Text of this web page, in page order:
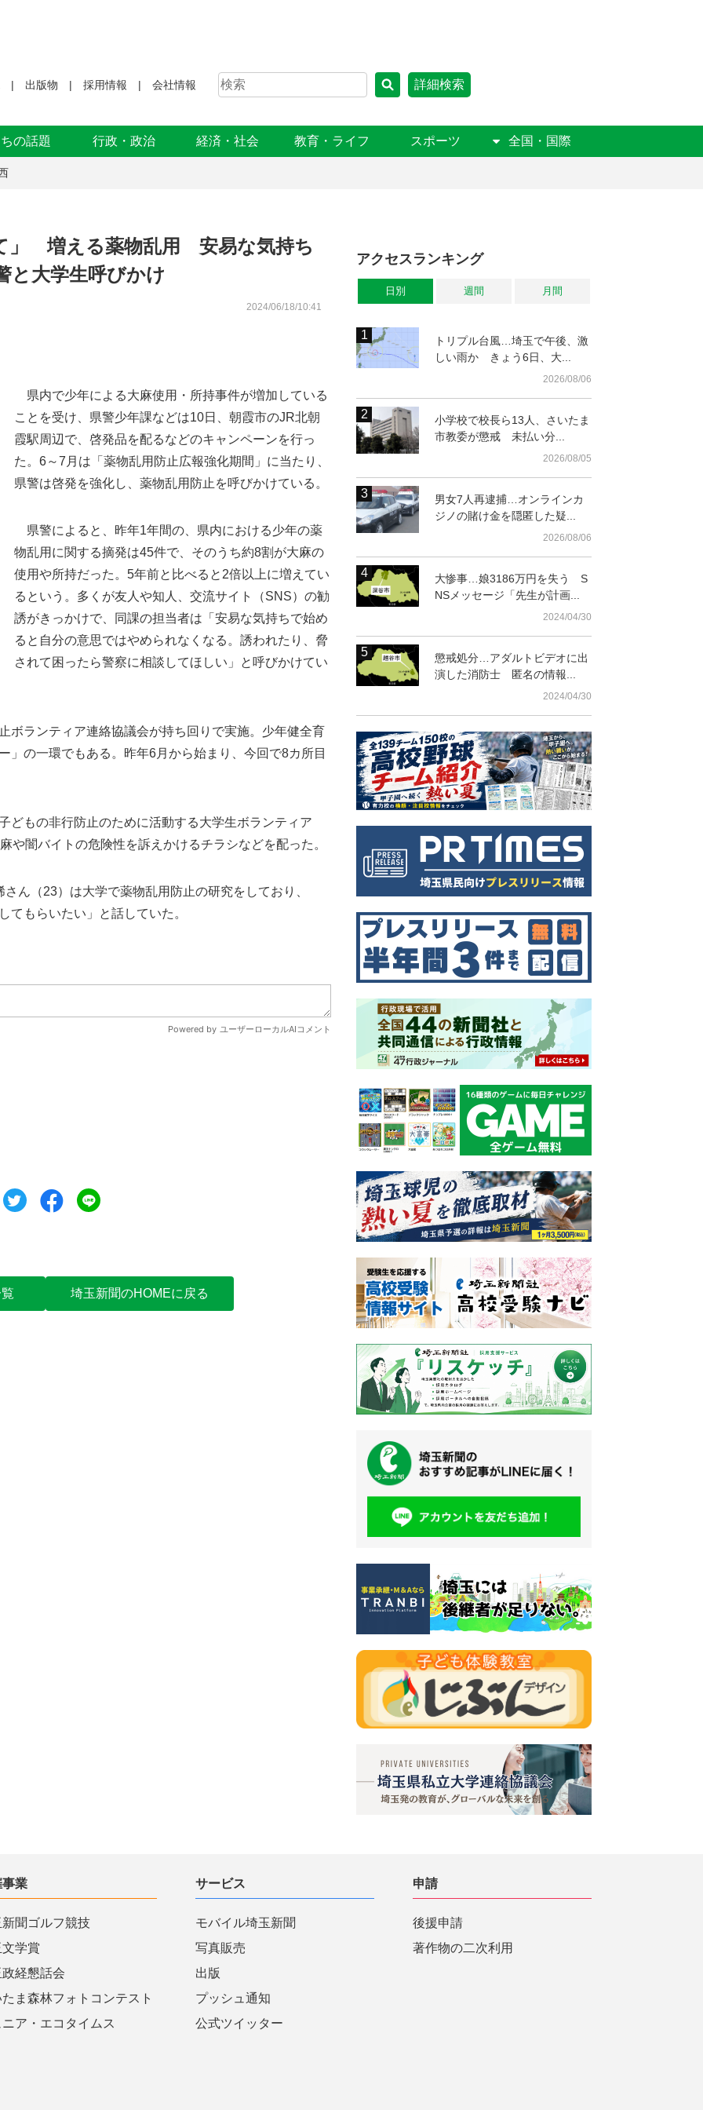
出版物 採用情報 会社情報 詳細検索
ちの話題 行政・政治 経済・社会 教育・ライフ スポーツ 全国・国際
」 増える薬物乱用 安易な気持ち
大学生呼びかけ
2024/06/18/10:41
発品を配り、通行人に薬物乱用防止を呼びかけ
大学生ボランティアら＝10日午後、朝霞市のJR
県内で少年による大麻使用・所持事件が増加している
ことを受け、県警少年課などは10日、朝霞市のJR北朝
霞駅周辺で、啓発品を配るなどのキャンペーンを行っ
た。6～7月は「薬物乱用防止広報強化期間」に当たり、
県警は啓発を強化し、薬物乱用防止を呼びかけている。
県警によると、昨年1年間の、県内における少年の薬
物乱用に関する摘発は45件で、そのうち約8割が大麻の
使用や所持だった。5年前と比べると2倍以上に増えてい
るという。多くが友人や知人、交流サイト（SNS）の勧
誘がきっかけで、同課の担当者は「安易な気持ちで始め
ると自分の意思ではやめられなくなる。誘われたり、脅
されて困ったら警察に相談してほしい」と呼びかけてい
ランティア連絡協議会が持ち回りで実施。少年健全育
」の一環でもある。昨年6月から始まり、今回で8カ所目
もの非行防止のために活動する大学生ボランティア
や闇バイトの危険性を訴えかけるチラシなどを配った。
ん（23）は大学で薬物乱用防止の研究をしており、
てもらいたい」と話していた。
ツイートシェア
埼玉新聞のHOMEに戻る
アクセスランキング
日別 週間 月間
トリプル台風…埼玉で午後、激
しい雨か きょう6日、大...
2026/08/06
小学校で校長ら13人、さいたま
市教委が懲戒 未払い分...
2026/08/05
男女7人再逮捕…オンラインカ
ジノの賭け金を隠匿した疑...
2026/08/06
大惨事…娘3186万円を失う S
NSメッセージ「先生が計画...
2024/04/30
懲戒処分…アダルトビデオに出
演した消防士 匿名の情報...
2024/04/30
事業
聞ゴルフ競技
学賞
経懇話会
たま森林フォトコンテスト
ニア・エコタイムス
サービス
モバイル埼玉新聞
写真販売
出版
プッシュ通知
公式ツイッター
申請
後援申請
著作物の二次利用